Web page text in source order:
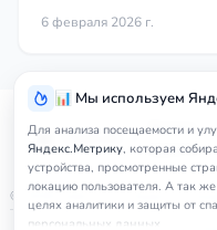
📊 Мы используем
Для анализа посещаемости и
Яндекс.Метрику, которая
устройства, просмотренные
локацию пользователя. А так
целях аналитики и защиты от
персональных данных.
временные
6 февраля 2026 г.
Главная
Услуги
юриста
© 2026nedicom™. Права на